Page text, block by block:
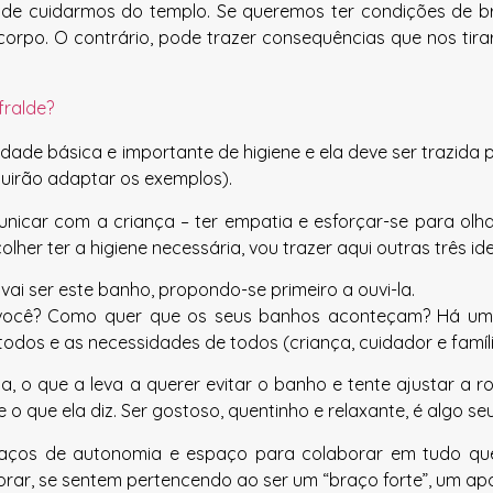
cuidarmos do templo. Se queremos ter condições de
O contrário, pode trazer consequências que nos
básica e importante de higiene e ela deve ser
adaptar os exemplos).
com a criança – ter empatia e esforçar-se para
ter a higiene necessária, vou trazer aqui outras três
ser este banho, propondo-se primeiro a ouvi-la.
Como quer que os seus banhos aconteçam? Há
e as necessidades de todos (criança, cuidador e
o que a leva a querer evitar o banho e tente ajustar a
que ela diz. Ser gostoso, quentinho e relaxante, é algo
de autonomia e espaço para colaborar em tudo
se sentem pertencendo ao ser um “braço forte”, um